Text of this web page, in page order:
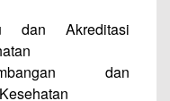
dan Akreditasi
dan